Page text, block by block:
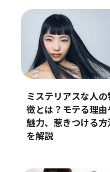
ミステリアスな人の
徴とは？モテる理由
魅力、惹きつける方
を解説